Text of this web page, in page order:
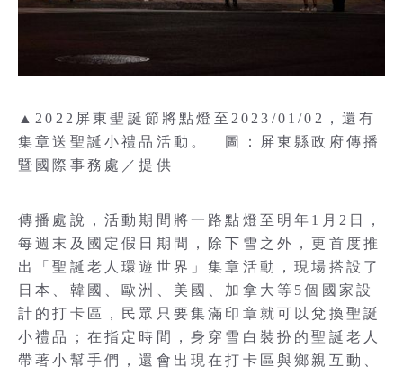
▲2022屏東聖誕節將點燈至2023/01/02，還有
集章送聖誕小禮品活動。 圖：屏東縣政府傳播
暨國際事務處／提供
傳播處說，活動期間將一路點燈至明年1月2日，
每週末及國定假日期間，除下雪之外，更首度推
出「聖誕老人環遊世界」集章活動，現場搭設了
日本、韓國、歐洲、美國、加拿大等5個國家設
計的打卡區，民眾只要集滿印章就可以兌換聖誕
小禮品；在指定時間，身穿雪白裝扮的聖誕老人
帶著小幫手們，還會出現在打卡區與鄉親互動、